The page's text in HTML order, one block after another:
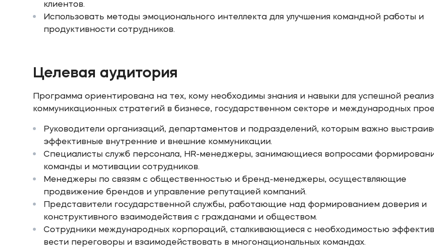
клиентов.
Использовать методы эмоционального интеллекта для улучшения командной работы и
продуктивности сотрудников.
Целевая аудитория
Программа ориентирована на тех, кому необходимы знания и навыки для успешной
коммуникационных стратегий в бизнесе, государственном секторе и международных
Руководители организаций, департаментов и подразделений, которым важно
эффективные внутренние и внешние коммуникации.
Cпециалисты служб персонала, HR-менеджеры, занимающиеся вопросами
команды и мотивации сотрудников.
Менеджеры по связям с общественностью и бренд-менеджеры, осуществляющие
продвижение брендов и управление репутацией компаний.
Представители государственной службы, работающие над формированием доверия и
конструктивного взаимодействия с гражданами и обществом.
Сотрудники международных корпораций, сталкивающиеся с необходимостью
вести переговоры и взаимодействовать в многонациональных командах.